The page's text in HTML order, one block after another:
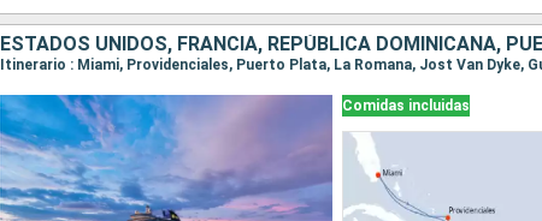
Comidas incluidas